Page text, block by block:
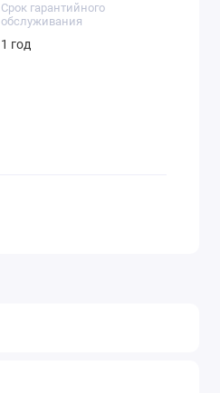
Срок гарантийного
обслуживания
1 год